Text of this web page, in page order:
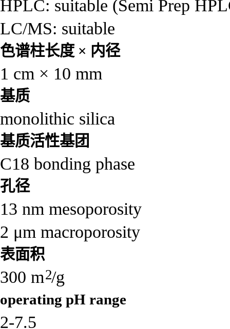
HPLC: suitable (Semi Prep
LC/MS: suitable
色谱柱长度 × 内径
1 cm × 10 mm
基质
monolithic silica
基质活性基团
C18 bonding phase
孔径
13 nm mesoporosity
2 μm macroporosity
表面积
300 m2/g
operating pH range
2-7.5